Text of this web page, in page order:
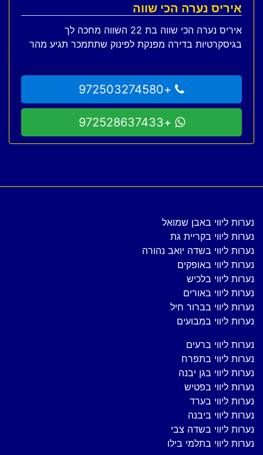
איריס נערה הכי שווה
איריס נערה הכי שווה בת 22 השווה מחכה לך
בגיסקרטיות בדירה מפנקת לפינוק שתתמכר תגיע מהר
+972503274580
+972528637433
נערות ליווי באבן שמואל
נערות ליווי בקריית גת
נערות ליווי בשדה יואב נהורה
נערות ליווי באופקים
נערות ליווי בלכיש
נערות ליווי באורים
נערות ליווי בברור חיל
נערות ליווי במבועים
נערות ליווי ברעים
נערות ליווי בתפרח
נערות ליווי בגן יבנה
נערות ליווי בפטיש
נערות ליווי בערד
נערות ליווי ביבנה
נערות ליווי בשדה צבי
נערות ליווי בתלמי בילו